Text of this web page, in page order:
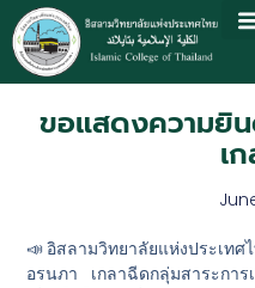
ขอแสดงความยิ
เ
📣อิสลามวิทยาลัยแห่งประเท
อรนภา เกลาฉีดกลุ่มสาระกา